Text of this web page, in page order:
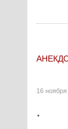
16
.